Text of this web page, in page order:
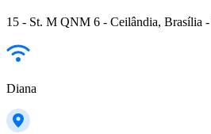
15 - St. M QNM 6 - Ceilândia, Brasília
Diana